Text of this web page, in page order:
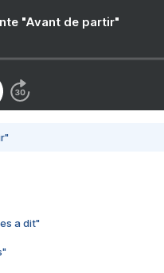
"Avant de partir"
a dit"